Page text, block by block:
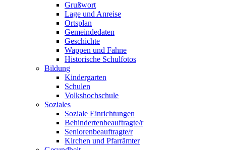
Grußwort
Lage und Anreise
Ortsplan
Gemeindedaten
Geschichte
Wappen und Fahne
Historische Schulfotos
Bildung
Kindergarten
Schulen
Volkshochschule
Soziales
Soziale Einrichtungen
Behindertenbeauftragte/r
Seniorenbeauftragte/r
Kirchen und Pfarrämter